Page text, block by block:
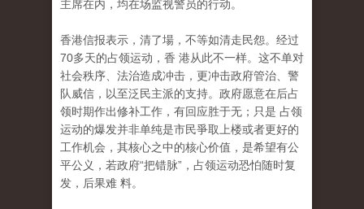
主席在内，均在场监视警员的行动。
香港信报表示，清了場，不等如清走民怨。经过
70多天的占领运动，香 港从此不一样。这不单对
社会秩序、法治造成冲击，更冲击政府管治、警
队威信，以至泛民主派的支持。政府愿意在后占
领时期作出修补工作，有回应胜于无；只是 占领
运动的爆发并非单纯是市民爭取上楼或者更好的
工作机会，其核心之中的核心价值，是希望有公
平公义，若政府“把错脉”，占领运动恐怕随时复
发，后果难 料。